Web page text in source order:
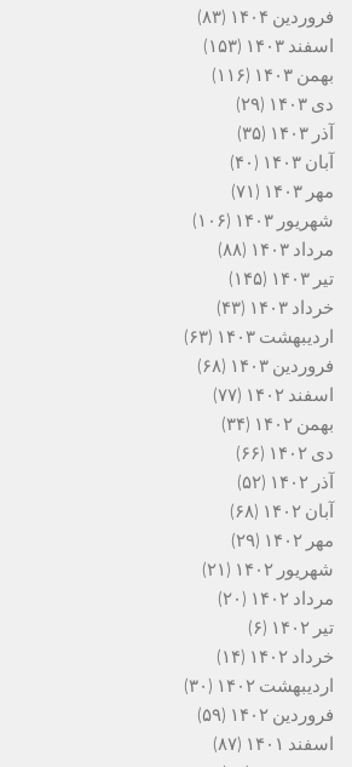
فروردین ۱۴۰۴
(۸۳)
اسفند ۱۴۰۳
(۱۵۳)
بهمن ۱۴۰۳
(۱۱۶)
دی ۱۴۰۳
(۲۹)
آذر ۱۴۰۳
(۳۵)
آبان ۱۴۰۳
(۴۰)
مهر ۱۴۰۳
(۷۱)
شهریور ۱۴۰۳
(۱۰۶)
مرداد ۱۴۰۳
(۸۸)
تیر ۱۴۰۳
(۱۴۵)
خرداد ۱۴۰۳
(۴۳)
اردیبهشت ۱۴۰۳
(۶۳)
فروردین ۱۴۰۳
(۶۸)
اسفند ۱۴۰۲
(۷۷)
بهمن ۱۴۰۲
(۳۴)
دی ۱۴۰۲
(۶۶)
آذر ۱۴۰۲
(۵۲)
آبان ۱۴۰۲
(۶۸)
مهر ۱۴۰۲
(۲۹)
شهریور ۱۴۰۲
(۲۱)
مرداد ۱۴۰۲
(۲۰)
تیر ۱۴۰۲
(۶)
خرداد ۱۴۰۲
(۱۴)
اردیبهشت ۱۴۰۲
(۳۰)
فروردین ۱۴۰۲
(۵۹)
اسفند ۱۴۰۱
(۸۷)